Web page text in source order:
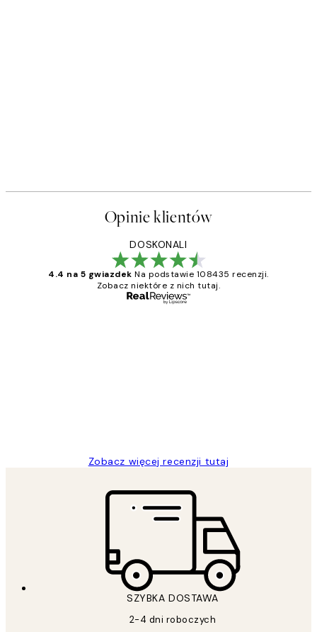
Opinie klientów
DOSKONALI
4.4 na 5 gwiazdek Na podstawie 108435 recenzji.
Zobacz niektóre z nich tutaj.
Zobacz więcej recenzji tutaj
SZYBKA DOSTAWA
2-4 dni roboczych